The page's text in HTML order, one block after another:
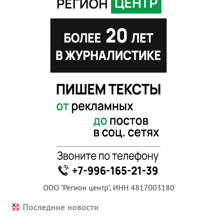
ООО "Регион центр", ИНН 4817003180
Последние новости